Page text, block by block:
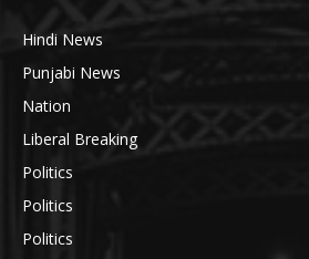
Hindi News
Punjabi News
Nation
Liberal Breaking
Politics
Politics
Politics